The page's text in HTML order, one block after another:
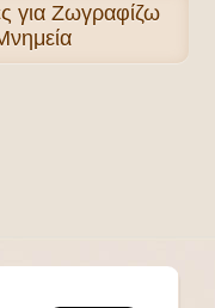
για Ζωγραφίζω